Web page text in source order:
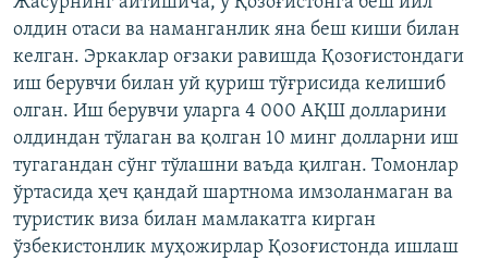
олдин отаси ва наманганлик яна беш киши билан
келган. Эркаклар оғзаки равишда Қозоғистондаги
иш берувчи билан уй қуриш тўғрисида келишиб
олган. Иш берувчи уларга 4 000 АҚШ долларини
олдиндан тўлаган ва қолган 10 минг долларни иш
тугагандан сўнг тўлашни ваъда қилган. Томонлар
ўртасида ҳеч қандай шартнома имзоланмаган ва
туристик виза билан мамлакатга кирган
ўзбекистонлик муҳожирлар Қозоғистонда ишлаш